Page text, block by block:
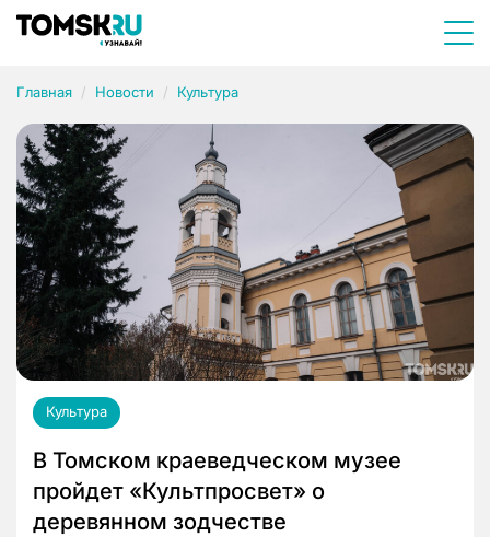
Главная Новости Культура
Культура
В Томском краеведческом музее
пройдет «Культпросвет» о
деревянном зодчестве